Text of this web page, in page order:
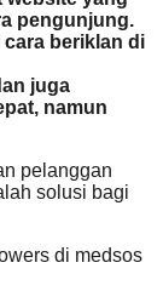
pengunjung.
cara beriklan di
juga
namun
pelanggan
solusi bagi
di medsos